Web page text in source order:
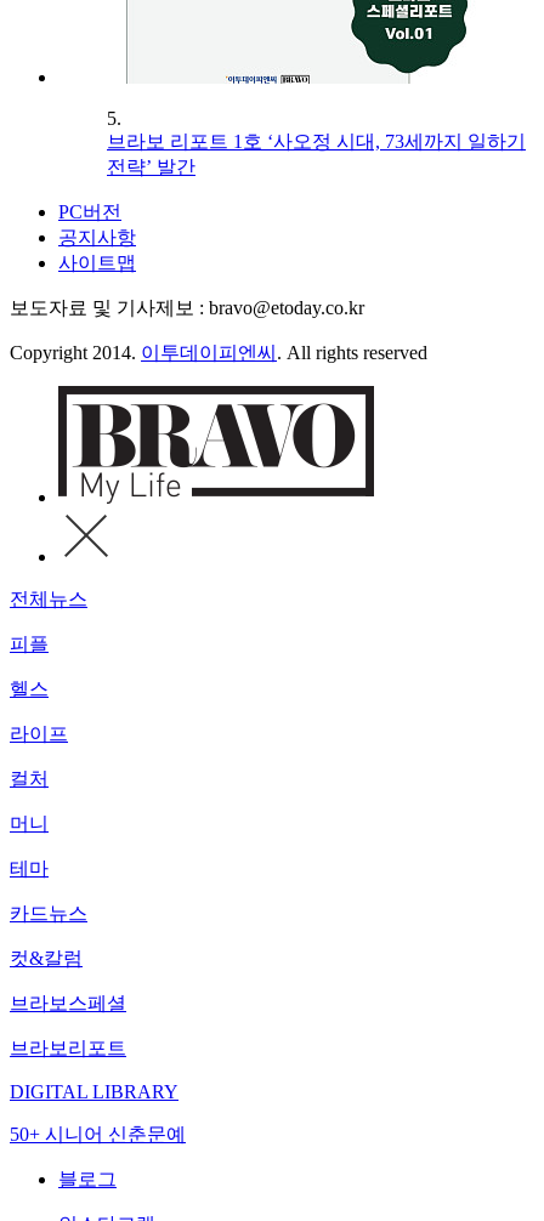
5.
브라보 리포트 1호 ‘사오정 시대, 73세까지 일하기
전략’ 발간
PC버전
공지사항
사이트맵
보도자료 및 기사제보 : bravo@etoday.co.kr
Copyright 2014. 이투데이피엔씨 . All rights reserved
전체뉴스
피플
헬스
라이프
컬처
머니
테마
카드뉴스
컷&칼럼
브라보스페셜
브라보리포트
DIGITAL LIBRARY
50+ 시니어 신춘문예
블로그